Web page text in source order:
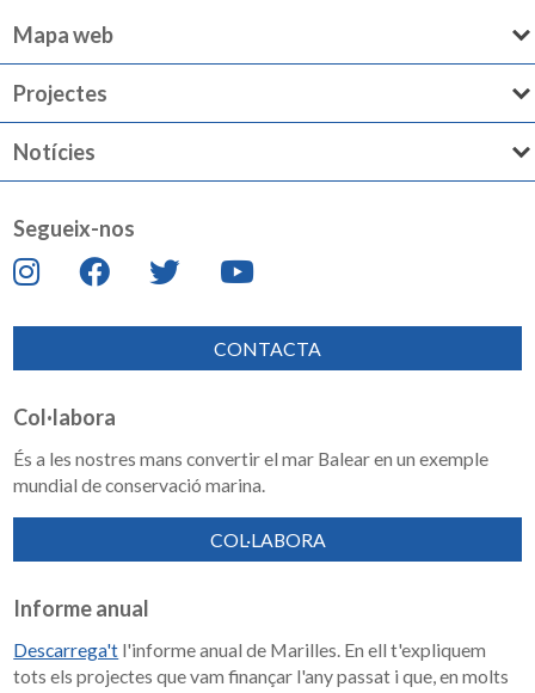
Mapa web
Projectes
Notícies
Segueix-nos
CONTACTA
Col·labora
És a les nostres mans convertir el mar Balear en un exemple
mundial de conservació marina.
COL·LABORA
Informe anual
Descarrega't l'informe anual de Marilles. En ell t'expliquem
tots els projectes que vam finançar l'any passat i que, en molts